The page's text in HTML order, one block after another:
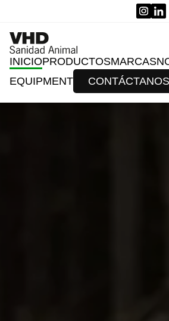
INICIOPRODUCTOSMARCAS
EQUIPMENT
CONTÁCTANOS